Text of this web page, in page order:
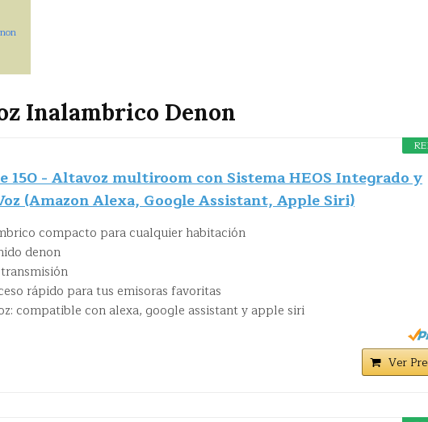
Inalambrico Denon
150 - Altavoz multiroom con Sistema HEOS Integrado y
(Amazon Alexa, Google Assistant, Apple Siri)
compacto para cualquier habitación
denon
rápido para tus emisoras favoritas
compatible con alexa, google assistant y apple siri
Ver